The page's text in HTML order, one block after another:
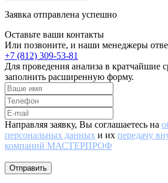
Заявка отправлена успешно
Оставьте ваши контакты
Или позвоните, и наши менеджеры
+7 (812) 309-53-81
Для проведения анализа в кратчайшие
заполнить расширенную форму.
Направляя заявку, Вы соглашаетесь на
персональных данных и их передачу
компаний МАСТЕРПРОФ
Отправить